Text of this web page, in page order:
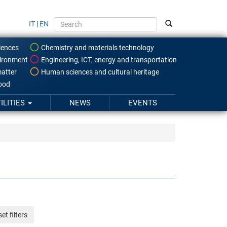
IT | EN
Chemistry and materials technology
Engineering, ICT, energy and transportation
Human sciences and cultural heritage
NEWS EVENTS
filters